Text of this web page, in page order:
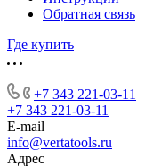
Обратная связь
Где купить
+7 343 221-03-11
+7 343 221-03-11
E-mail
info@vertatools.ru
Адрес